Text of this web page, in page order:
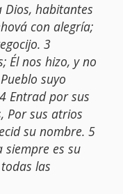
Dios, habitantes
con alegría;
3
Él nos hizo, y no
suyo
Entrad por sus
Por sus atrios
su nombre. 5
siempre es su
las